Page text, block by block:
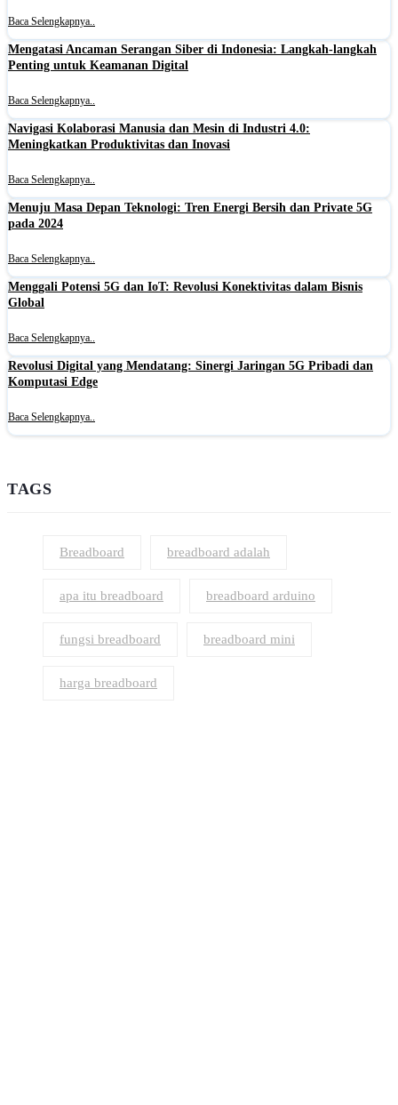
Baca Selengkapnya..
Mengatasi Ancaman Serangan Siber di Indonesia: Langkah-langkah
Penting untuk Keamanan Digital
Baca Selengkapnya..
Navigasi Kolaborasi Manusia dan Mesin di Industri 4.0:
Meningkatkan Produktivitas dan Inovasi
Baca Selengkapnya..
Menuju Masa Depan Teknologi: Tren Energi Bersih dan Private 5G
pada 2024
Baca Selengkapnya..
Menggali Potensi 5G dan IoT: Revolusi Konektivitas dalam Bisnis
Global
Baca Selengkapnya..
Revolusi Digital yang Mendatang: Sinergi Jaringan 5G Pribadi dan
Komputasi Edge
Baca Selengkapnya..
TAGS
Breadboard breadboard adalah
apa itu breadboard breadboard arduino
fungsi breadboard breadboard mini
harga breadboard